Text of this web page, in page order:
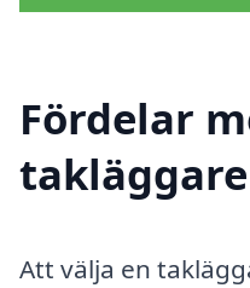
Fördelar
Att välja en